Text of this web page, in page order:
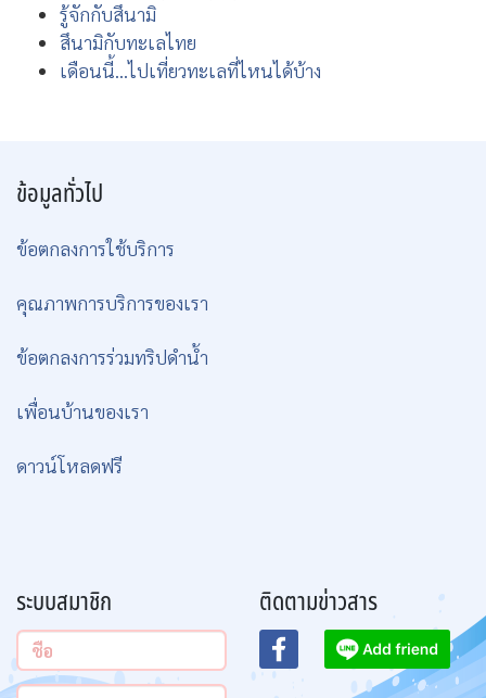
รู้จักกับสึนามิ
สึนามิกับทะเลไทย
เดือนนี้...ไปเที่ยวทะเลที่ไหนได้บ้าง
ข้อมูลทั่วไป
ข้อตกลงการใช้บริการ
คุณภาพการบริการของเรา
ข้อตกลงการร่วมทริปดำน้ำ
เพื่อนบ้านของเรา
ดาวน์โหลดฟรี
ระบบสมาชิก ติดตามข่าวสาร